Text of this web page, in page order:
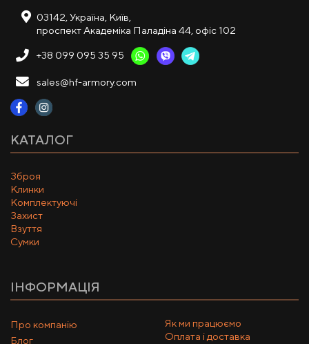
03142, Україна, Київ,
проспект Академіка Паладіна 44, офіс 102
+38 099 095 35 95
sales@hf-armory.com
КАТАЛОГ
Зброя
Клинки
Комплектуючі
Захист
Взуття
Сумки
ІНФОРМАЦІЯ
Про компанію
Блог
Як ми працюємо
Оплата і доставка